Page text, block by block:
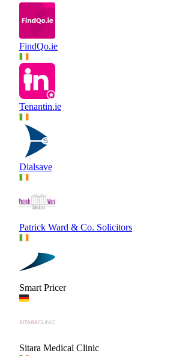
FindQo.ie
Tenantin.ie
Dialsave
Patrick Ward & Co. Solicitors
Smart Pricer
Sitara Medical Clinic